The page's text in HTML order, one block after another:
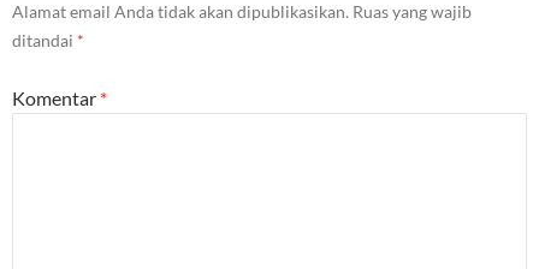
Alamat email Anda tidak akan dipublikasikan. Ruas yang wajib
ditandai *
Komentar *